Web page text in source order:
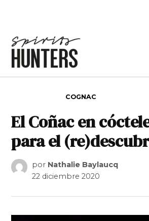
COGNAC
El Coñac en
para el
por Nathalie Baylaucq
22 diciembre 2020